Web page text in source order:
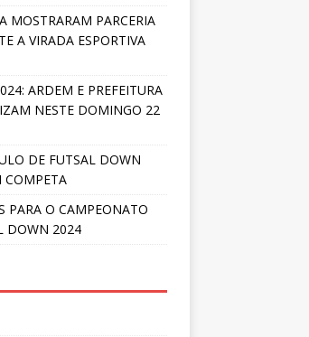
MOSTRARAM PARCERIA
A VIRADA ESPORTIVA
ARDEM E PREFEITURA
NESTE DOMINGO 22
DE FUTSAL DOWN
COMPETA
PARA O CAMPEONATO
DOWN 2024